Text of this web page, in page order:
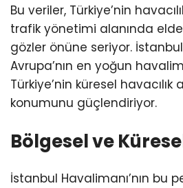
Bu veriler, Türkiye’nin
trafik yönetimi alanında elde
gözler önüne seriyor. İstanbul
Avrupa’nın en yoğun
Türkiye’nin küresel havacılık
konumunu güçlendiriyor.
Bölgesel ve
İstanbul Havalimanı’nın bu